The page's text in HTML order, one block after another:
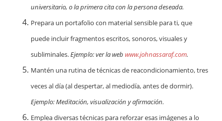
universitario, o la primera cita con la persona deseada.
Prepara un portafolio con material sensible para ti, que
puede incluir fragmentos escritos, sonoros, visuales y
subliminales.Ejemplo: ver la webwww.johnassaraf.com.
Mantén una rutina de técnicas de reacondicionamiento, tres
veces al día (al despertar, al mediodía, antes de dormir).
Ejemplo: Meditación, visualización y afirmación.
Emplea diversas técnicas para reforzar esas imágenes a lo